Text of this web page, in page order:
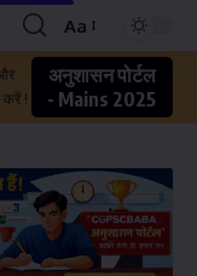
Aa
करें !
अनुशासन पोर्टल
- Mains 2025